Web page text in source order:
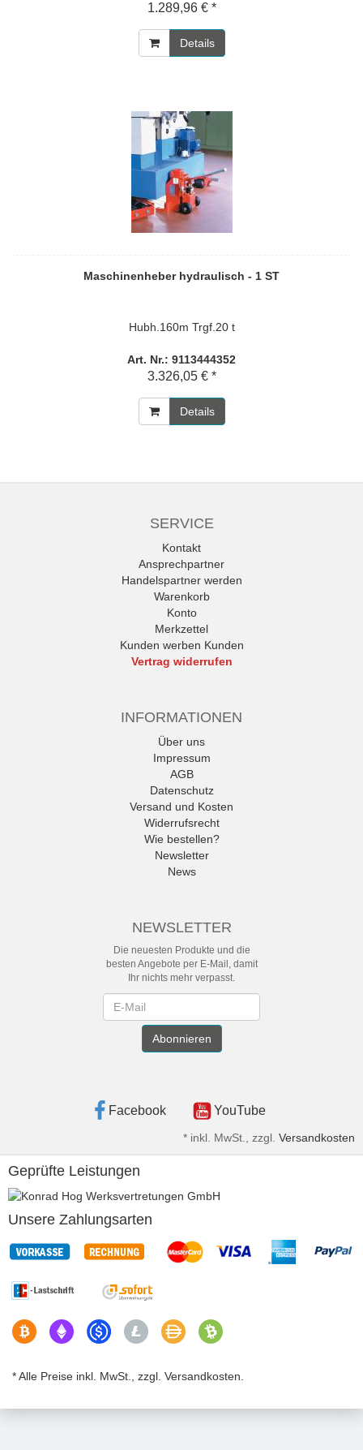
1.289,96 € *
Details
Maschinenheber hydraulisch - 1 ST
Hubh.160m Trgf.20 t
Art. Nr.: 9113444352
3.326,05 € *
Details
SERVICE
Kontakt
Ansprechpartner
Handelspartner werden
Warenkorb
Konto
Merkzettel
Kunden werben Kunden
Vertrag widerrufen
INFORMATIONEN
Über uns
Impressum
AGB
Datenschutz
Versand und Kosten
Widerrufsrecht
Wie bestellen?
Newsletter
News
NEWSLETTER
Die neuesten Produkte und die
besten Angebote per E-Mail, damit
Ihr nichts mehr verpasst.
Abonnieren
Facebook YouTube
* inkl. MwSt., zzgl. Versandkosten
Geprüfte Leistungen
Unsere Zahlungsarten
* Alle Preise inkl. MwSt., zzgl. Versandkosten.